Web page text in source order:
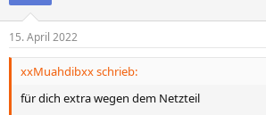
15. April 2022
xxMuahdibxx schrieb:
für dich extra wegen dem Netzteil